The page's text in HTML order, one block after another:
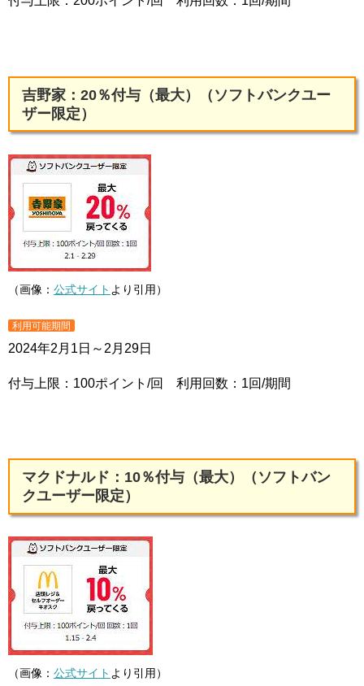
吉野家：20％付与（最大）（ソフトバンクユー
ザー限定）
（画像： 公式サイト より引用）
利用可能期間
2024年2月1日～2月29日
付与上限：100ポイント/回 利用回数：1回/期間
マクドナルド：10％付与（最大）（ソフトバン
クユーザー限定）
（画像： 公式サイト より引用）